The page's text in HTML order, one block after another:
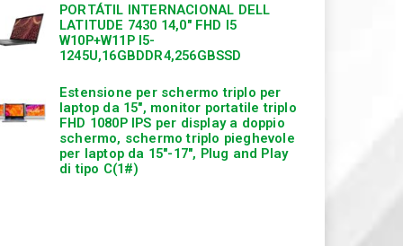
PORTÁTIL INTERNACIONAL DELL
LATITUDE 7430 14,0″ FHD I5
W10P+W11P I5-
1245U,16GBDDR4,256GBSSD
Estensione per schermo triplo per
laptop da 15″, monitor portatile triplo
FHD 1080P IPS per display a doppio
schermo, schermo triplo pieghevole
per laptop da 15″-17″, Plug and Play
di tipo C(1#)